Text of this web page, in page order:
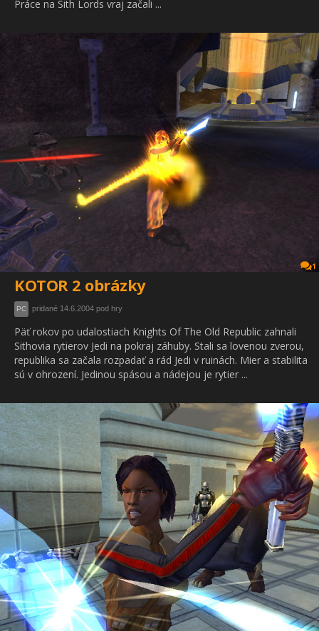
Práce na Sith Lords vraj začali ...
1
KOTOR 2 obrázky
PC pridané 14.6.2004 pod hry
Päť rokov po udalostiach Knights Of The Old Republic zahnali
Sithovia rytierov Jedi na pokraj záhuby. Stali sa lovenou zverou,
republika sa začala rozpadať a rád Jedi v ruinách. Mier a stabilita
sú v ohrození. Jedinou spásou a nádejou je rytier ...